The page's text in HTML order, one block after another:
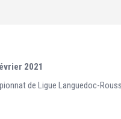
2021
de Ligue Languedoc-